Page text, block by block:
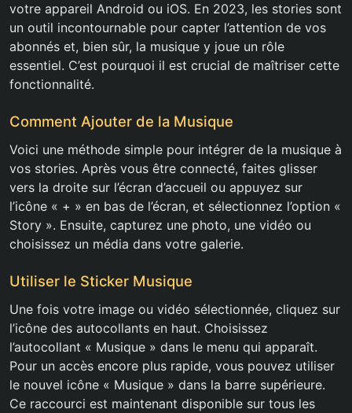
votre appareil Android ou iOS. En 2023, les stories sont
un outil incontournable pour capter l’attention de vos
abonnés et, bien sûr, la musique y joue un rôle
essentiel. C’est pourquoi il est crucial de maîtriser cette
fonctionnalité.
Comment Ajouter de la Musique
Voici une méthode simple pour intégrer de la musique à
vos stories. Après vous être connecté, faites glisser
vers la droite sur l’écran d’accueil ou appuyez sur
l’icône « + » en bas de l’écran, et sélectionnez l’option «
Story ». Ensuite, capturez une photo, une vidéo ou
choisissez un média dans votre galerie.
Utiliser le Sticker Musique
Une fois votre image ou vidéo sélectionnée, cliquez sur
l’icône des autocollants en haut. Choisissez
l’autocollant « Musique » dans le menu qui apparaît.
Pour un accès encore plus rapide, vous pouvez utiliser
le nouvel icône « Musique » dans la barre supérieure.
Ce raccourci est maintenant disponible sur tous les